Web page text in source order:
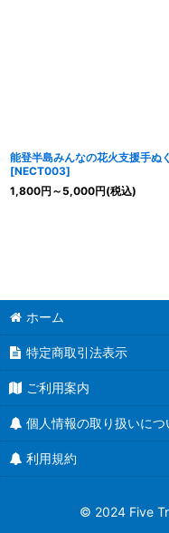
能登半島みんなの花火支援手ぬ
[NECT003]
1,800円 ～5,000円(税込)
ホーム
特定商取引法表示
ご利用案内
個人情報の取り扱いにつ
利用規約
© 2024 Five